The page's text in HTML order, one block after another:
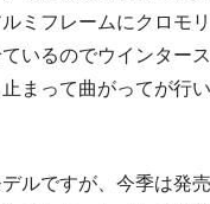
ミフレームにクロモ
いるのでウインター
まって曲がってが行
ルですが、今季は発